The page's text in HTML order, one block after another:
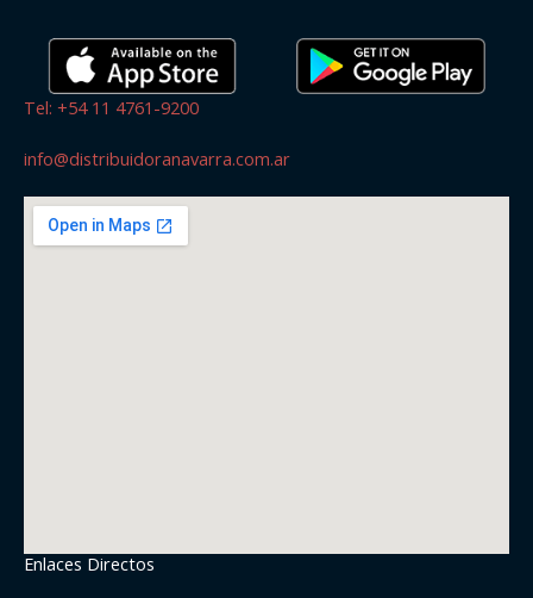
Tel: +54 11 4761-9200
info@distribuidoranavarra.com.ar
Enlaces Directos